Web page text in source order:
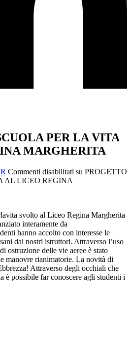
PER LA VITA
MARGHERITA
Commenti disabilitati su PROGETTO
AL LICEO REGINA
svolto al Liceo Regina Margherita
interamente da
hanno accolto con interesse le
dai nostri istruttori. Attraverso l’uso
ostruzione delle vie aeree è stato
manovre rianimatorie. La novità di
Attraverso degli occhiali che
è possibile far conoscere agli studenti i